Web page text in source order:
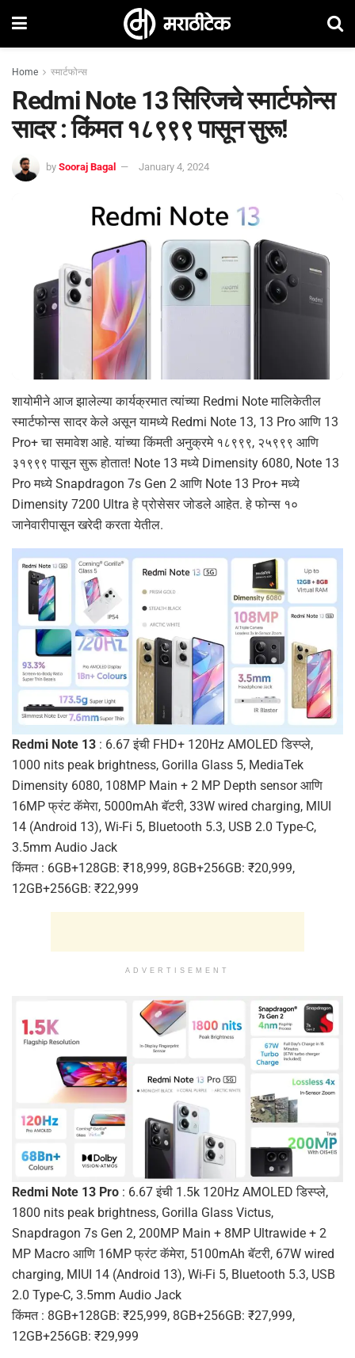
Home स्मार्टफोन्स
Redmi Note 13 सिरिजचे स्मार्टफोन्स
सादर : किंमत १८९९९ पासून सुरू!
by Sooraj Bagal January 4, 2024
शायोमीने आज झालेल्या कार्यक्रमात त्यांच्या Redmi Note मालिकेतील
स्मार्टफोन्स सादर केले असून यामध्ये Redmi Note 13, 13 Pro आणि 13
Pro+ चा समावेश आहे. यांच्या किंमती अनुक्रमे १८९९९, २५९९९ आणि
३१९९९ पासून सुरू होतात! Note 13 मध्ये Dimensity 6080, Note 13
Pro मध्ये Snapdragon 7s Gen 2 आणि Note 13 Pro+ मध्ये
Dimensity 7200 Ultra हे प्रोसेसर जोडले आहेत. हे फोन्स १०
जानेवारीपासून खरेदी करता येतील.
Redmi Note 13 : 6.67 इंची FHD+ 120Hz AMOLED डिस्प्ले,
1000 nits peak brightness, Gorilla Glass 5, MediaTek
Dimensity 6080, 108MP Main + 2 MP Depth sensor आणि
16MP फ्रंट कॅमेरा, 5000mAh बॅटरी, 33W wired charging, MIUI
14 (Android 13), Wi-Fi 5, Bluetooth 5.3, USB 2.0 Type-C,
3.5mm Audio Jack
किंमत : 6GB+128GB: ₹18,999, 8GB+256GB: ₹20,999,
12GB+256GB: ₹22,999
ADVERTISEMENT
Redmi Note 13 Pro : 6.67 इंची 1.5k 120Hz AMOLED डिस्प्ले,
1800 nits peak brightness, Gorilla Glass Victus,
Snapdragon 7s Gen 2, 200MP Main + 8MP Ultrawide + 2
MP Macro आणि 16MP फ्रंट कॅमेरा, 5100mAh बॅटरी, 67W wired
charging, MIUI 14 (Android 13), Wi-Fi 5, Bluetooth 5.3, USB
2.0 Type-C, 3.5mm Audio Jack
किंमत : 8GB+128GB: ₹25,999, 8GB+256GB: ₹27,999,
12GB+256GB: ₹29,999